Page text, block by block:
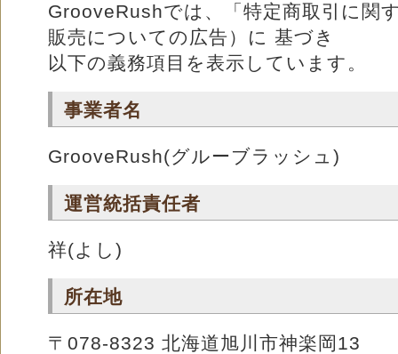
GrooveRushでは、「特定商取引に関
販売についての広告）に 基づき
以下の義務項目を表示しています。
事業者名
GrooveRush(グルーブラッシュ)
運営統括責任者
祥(よし)
所在地
〒078-8323 北海道旭川市神楽岡13